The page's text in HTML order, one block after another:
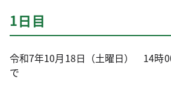
1日目
令和7年10月18日（土曜日） 14時
で